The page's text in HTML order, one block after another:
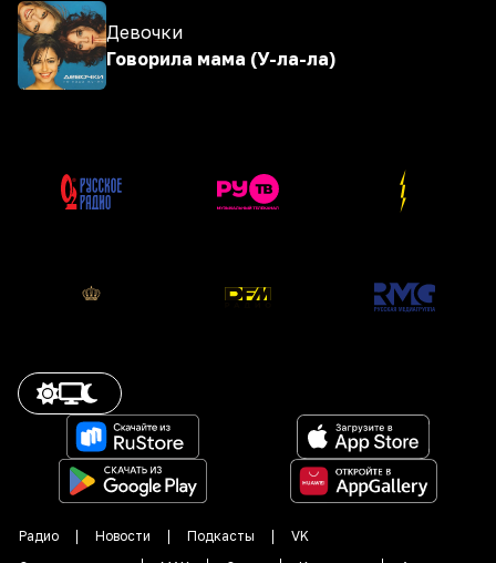
Девочки
Говорила мама (У-ла-ла)
Радио Новости Подкасты
VK